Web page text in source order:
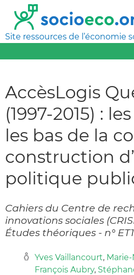
Site ressources de l’économie
AccèsLogis
(1997-2015) :
les bas de la
construction
politique
Cahiers du Centre de
innovations sociales
Études théoriques - n°
Yves Vaillancourt,
François Aubry,